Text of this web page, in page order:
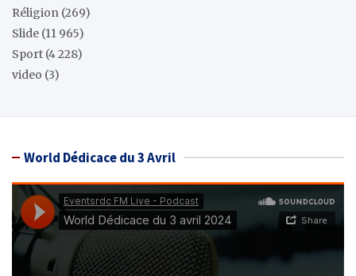
Réligion (269)
Slide (11 965)
Sport (4 228)
video (3)
World Dédicace du 3 Avril